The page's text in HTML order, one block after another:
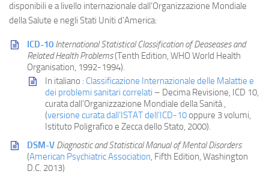
disponibili e a livello internazionale dall’Organizzazione Mondiale
della Salute e negli Stati Uniti d’America:
ICD-10 International Statistical Classification of Deaseases and
Related Health Problems(Tenth Edition, WHO World Health
Organisation, 1992-1994).
In italiano : Classificazione Internazionale delle Malattie e
dei problemi sanitari correlati – Decima Revisione, ICD 10,
curata dall’Organizzazione Mondiale della Sanità ,
(versione curata dall’ISTAT dell’ICD-10oppure 3 volumi,
Istituto Poligrafico e Zecca dello Stato, 2000).
DSM-V Diagnostic and Statistical Manual of Mental Disorders
(American Psychiatric Association, Fifth Edition, Washington
D.C. 2013)